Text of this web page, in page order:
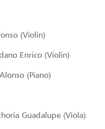
(Violín)
Enrico (Violín)
(Piano)
Guadalupe (Viola)